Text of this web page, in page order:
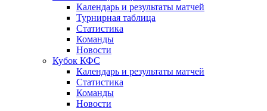
Календарь и результаты матчей
Турнирная таблица
Статистика
Команды
Новости
Кубок КФС
Календарь и результаты матчей
Статистика
Команды
Новости